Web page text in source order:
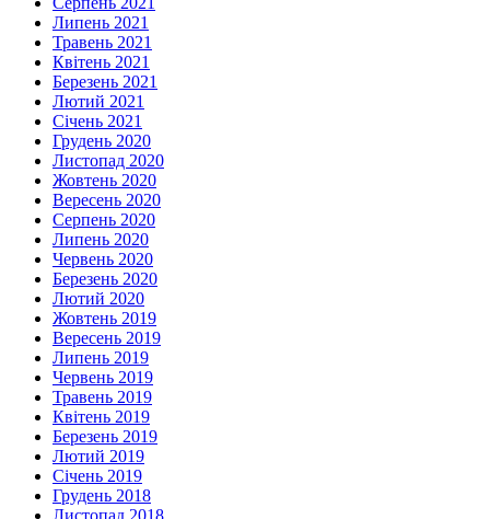
Липень 2021
Травень 2021
Квітень 2021
Березень 2021
Лютий 2021
Січень 2021
Грудень 2020
Листопад 2020
Жовтень 2020
Вересень 2020
Серпень 2020
Липень 2020
Червень 2020
Березень 2020
Лютий 2020
Жовтень 2019
Вересень 2019
Липень 2019
Червень 2019
Травень 2019
Квітень 2019
Березень 2019
Лютий 2019
Січень 2019
Грудень 2018
Листопад 2018